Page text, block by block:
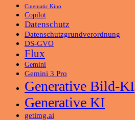
Cinematic Kino
Copilot
Datenschutz
Datenschutzgrundverordnung
DS-GVO
Flux
Gemini
Gemini 3 Pro
Generative Bild-KI
Generative KI
getimg.ai